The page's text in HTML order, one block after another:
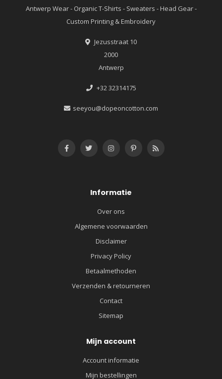
Antwerp Wear - Organic T-Shirts - Sweaters - Head Gear -
Custom Printing & Embroidery
Jezusstraat 10
2000
Antwerp
+32 32314175
seeyou@dopeoncotton.com
Informatie
Over ons
Algemene voorwaarden
Disclaimer
Privacy Policy
Betaalmethoden
Verzenden & retourneren
Contact
Sitemap
Mijn account
Account informatie
Mijn bestellingen